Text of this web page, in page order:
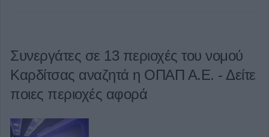
Συνεργάτες σε 13 περιοχές του νομού
Καρδίτσας αναζητά η ΟΠΑΠ Α.Ε. - Δείτε
ποιες περιοχές αφορά